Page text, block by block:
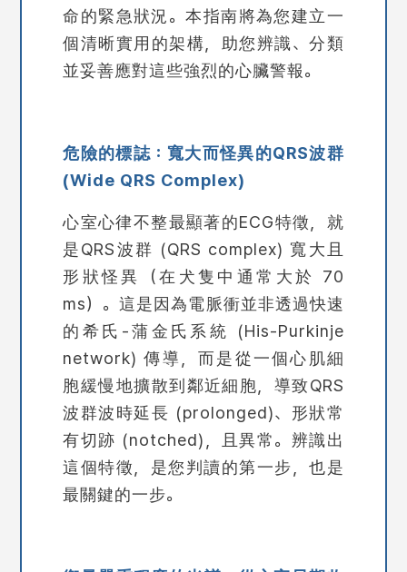
命的緊急狀況。本指南將為您建立一
個清晰實用的架構，助您辨識、分類
並妥善應對這些強烈的心臟警報。
危險的標誌：寬大而怪異的QRS波群
(Wide QRS Complex)
心室心律不整最顯著的ECG特徵，就
是QRS波群 (QRS complex) 寬大且
形狀怪異
（在犬隻中通常 大於 70
ms）。這是因為電脈衝並非透過快速
的希氏-蒲金氏系統 (His-Purkinje
network) 傳導，而是從一個心肌細
胞緩慢地擴散到鄰近細胞，導致QRS
波群波時延長 (prolonged)、形狀常
有切跡 (notched)，且異常。辨識出
這個特徵，是您判讀的第一步，也是
最關鍵的一步。